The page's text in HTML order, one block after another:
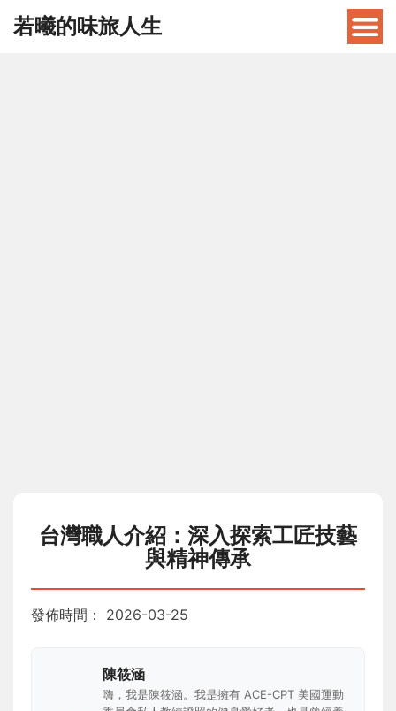
若曦的味旅人生
台灣職人介紹：深入探索工匠技藝
與精神傳承
發佈時間： 2026-03-25
陳筱涵
嗨，我是陳筱涵。我是擁有 ACE-CPT 美國運動